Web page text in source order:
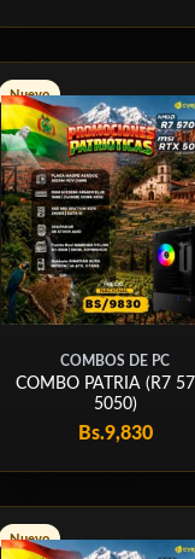
Nuevo
COMBOS DE PC
COMBO PATRIA (R7
5050)
Bs.9,830
Nuevo